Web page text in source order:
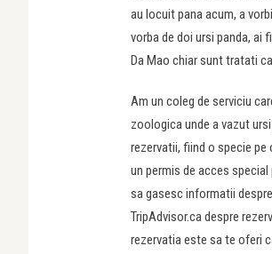
au locuit pana acum, a
vorba de doi ursi panda, ai
Da Mao chiar sunt tratati
Am un coleg de serviciu
zoologica unde a vazut
rezervatii, fiind o specie pe
un permis de acces
sa gasesc informatii
TripAdvisor.ca despre
rezervatia este sa te oferi